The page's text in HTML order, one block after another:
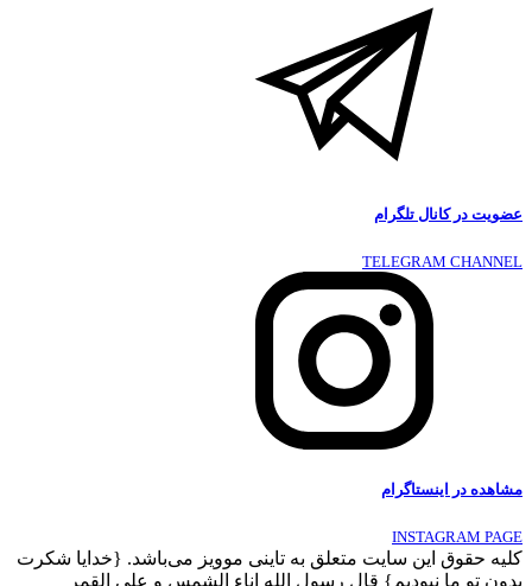
عضویت در کانال تلگرام
TELEGRAM CHANNEL
مشاهده در اینستاگرام
INSTAGRAM PAGE
کلیه حقوق این سایت متعلق به تاینی موویز می‌باشد. {خدایا شکرت
بدون تو ما نبودیم} قال رسول الله اناء الشمس و علی القمر